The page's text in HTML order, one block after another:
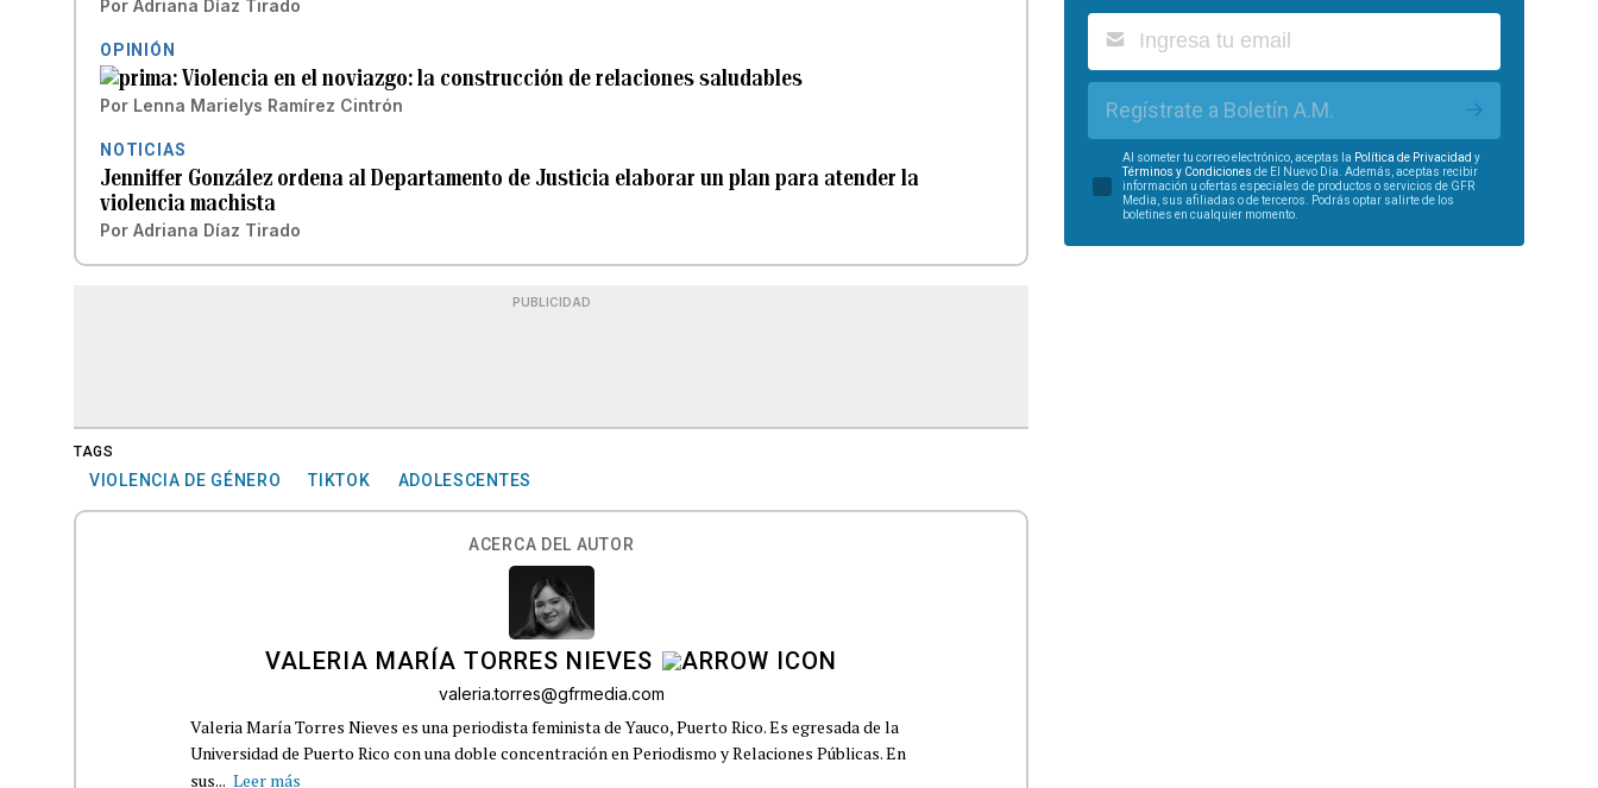
Por Adriana Díaz Tirado
OPINIÓN
Violencia en el noviazgo: la construcción de relaciones saludables
Por Lenna Marielys Ramírez Cintrón
NOTICIAS
Jenniffer González ordena al Departamento de Justicia elaborar un plan para atender la
violencia machista
Por Adriana Díaz Tirado
PUBLICIDAD
TAGS
VIOLENCIA DE GÉNERO TIKTOK ADOLESCENTES
ACERCA DEL AUTOR
VALERIA MARÍA TORRES NIEVES
valeria.torres@gfrmedia.com
Valeria María Torres Nieves es una periodista feminista de Yauco, Puerto Rico. Es egresada de la
Universidad de Puerto Rico con una doble concentración en Periodismo y Relaciones Públicas. En
sus... Leer más
Regístrate a Boletín A.M.
Al someter tu correo electrónico, aceptas la Política de Privacidad y
Términos y Condiciones de El Nuevo Día. Además, aceptas recibir
información u ofertas especiales de productos o servicios de GFR
Media, sus afiliadas o de terceros. Podrás optar salirte de los
boletines en cualquier momento.